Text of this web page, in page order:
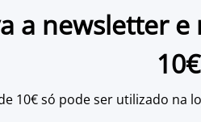
a newsletter
10€
10€ só pode ser utilizado na